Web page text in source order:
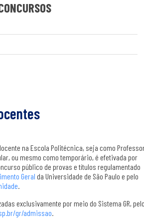
na Escola Politécnica, seja como
ou mesmo como temporário, é efetivada por
público de provas e títulos regulamentado
Geral da Universidade de São Paulo e pelo
.
exclusivamente por meio do Sistema GR,
gr/admissao.